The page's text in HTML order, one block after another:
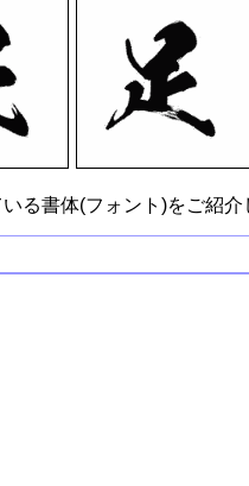
る書体(フォント)をご紹介